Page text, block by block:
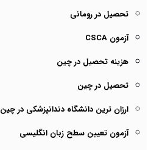
تحصیل در رومانی
آزمون CSCA
هزینه تحصیل در چین
تحصیل در چین
ارزان ترین دانشگاه دندانپزشکی در چین ۲۰۲6
آزمون تعیین سطح زبان انگلیسی